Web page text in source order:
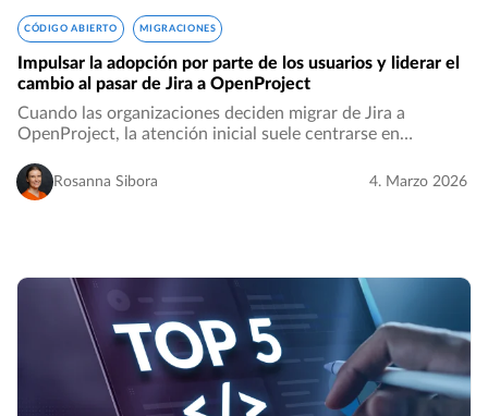
CÓDIGO ABIERTO MIGRACIONES
Impulsar la adopción por parte de los usuarios y liderar el
cambio al pasar de Jira a OpenProject
Cuando las organizaciones deciden migrar de Jira a
OpenProject, la atención inicial suele centrarse en
asignación de casos de uso. Aunque estos elementos…
Rosanna Sibora 4. Marzo 2026